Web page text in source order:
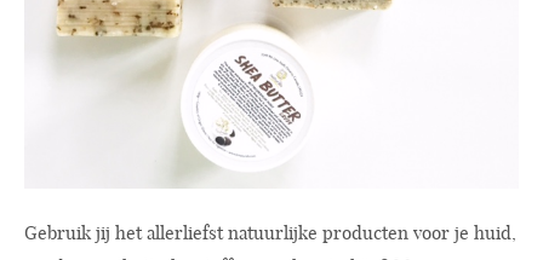
Gebruik jij het allerliefst natuurlijke producten voor je huid,